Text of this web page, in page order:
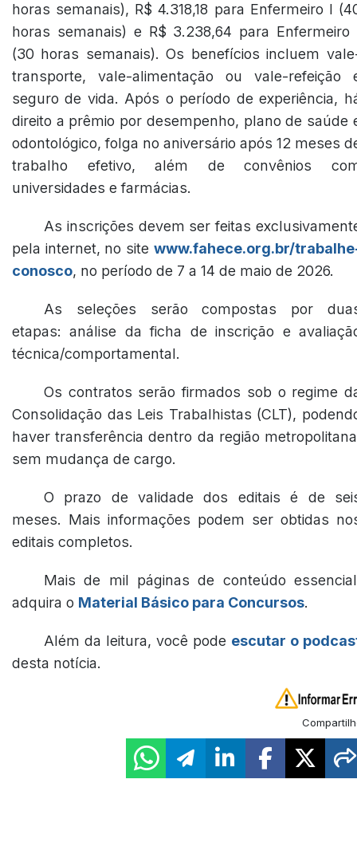
horas semanais), R$ 4.318,18 para Enfermeiro I
horas semanais) e R$ 3.238,64 para Enfermeiro
(30 horas semanais). Os benefícios incluem
transporte, vale-alimentação ou vale-refeição
seguro de vida. Após o período de experiência,
direito a prêmio por desempenho, plano de saúde
odontológico, folga no aniversário após 12 meses
trabalho efetivo, além de convênios
universidades e farmácias.
As inscrições devem ser feitas
pela internet, no site www.fahece.org.br/
conosco, no período de 7 a 14 de maio de 2026.
As seleções serão compostas por
etapas: análise da ficha de inscrição e
técnica/comportamental.
Os contratos serão firmados sob o regime
Consolidação das Leis Trabalhistas (CLT),
haver transferência dentro da região
sem mudança de cargo.
O prazo de validade dos editais é de
meses. Mais informações podem ser obtidas
editais completos.
Mais de mil páginas de conteúdo
adquira o Material Básico para Concursos.
Além da leitura, você pode escutar o
desta notícia.